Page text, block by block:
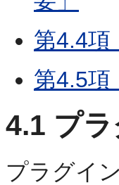
第4.4項
第4.5項
4.1 プ
プラグイ